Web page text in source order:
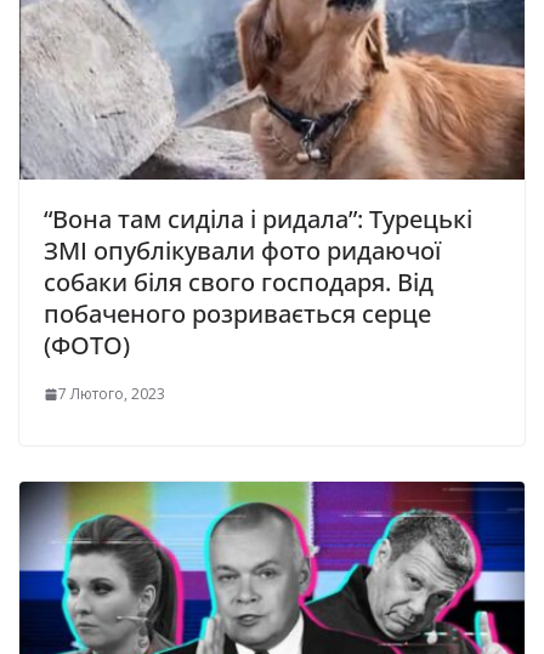
“Вона там сиділа і ридала”: Турецькі
ЗМІ опублікували фото ридаючої
собаки біля свого господаря. Від
побаченого розривається серце
(ФОТО)
7 Лютого, 2023